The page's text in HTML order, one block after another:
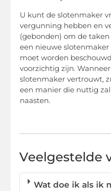
U kunt de slotenmaker
vergunning hebben en
(gebonden) om de
een nieuwe
moet worden
voorzichtig zijn.
slotenmaker vertrouwt,
een manier die nuttig
naasten.
Veelgestelde
Wat doe ik als ik